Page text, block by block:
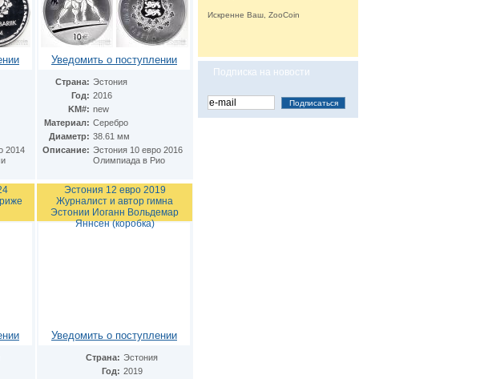
Искренне Ваш, ZooCoin
Подписка на новости
2014
Уведомить о поступлении
Страна: Эстония
Год: 2016
KM#: new
Материал: Серебро
Диаметр: 38.61 мм
Описание: Эстония 10 евро 2016
Олимпиада в Рио
Эстония 12 евро 2019
Журналист и автор гимна
Эстонии Иоганн Вольдемар
Яннсен (коробка)
Уведомить о поступлении
Страна: Эстония
Год: 2019